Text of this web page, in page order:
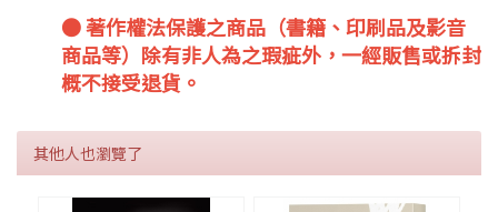
● 著作權法保護之商品（書籍、印刷品及影音
商品等）除有非人為之瑕疵外，一經販售或拆封
概不接受退貨。
其他人也瀏覽了